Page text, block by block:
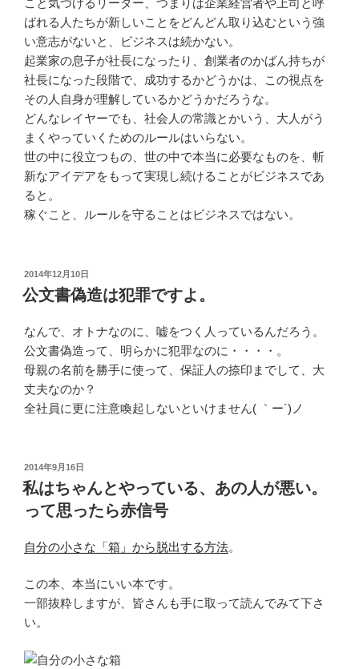
こと気づけるリーダー、つまりは企業経営者や上司と呼
ばれる人たちが新しいことをどんどん取り込むという強
い意志がないと、ビジネスは続かない。
起業家の息子が社長になったり、創業者のかばん持ちが
社長になった段階で、成功するかどうかは、この視点を
その人自身が理解しているかどうかだろうな。
どんなレイヤーでも、社会人の常識とかいう、大人がう
まくやっていくためのルールはいらない。
世の中に役立つもの、世の中で本当に必要なものを、斬
新なアイデアをもって実現し続けることがビジネスであ
ると。
稼ぐこと、ルールを守ることはビジネスではない。
投
稿
日:
2014年12月10日
公文書偽造は犯罪ですよ。
なんで、オトナなのに、嘘をつく人っているんだろう。
公文書偽造って、明らかに犯罪なのに・・・・。
母親の名前を勝手に使って、保証人の捺印までして、大
丈夫なのか？
全社員に更に注意喚起しないといけません( ｀ー´)ノ
投
稿
日:
2014年9月16日
私はちゃんとやっている、あの人が悪い。
って思ったら赤信号
自分の小さな「箱」から脱出する方法。
この本、本当にいい本です。
一部抜粋しますが、皆さんも手に取って読んでみて下さ
い。